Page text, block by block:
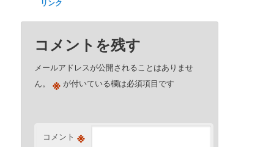
リンク
コメントを残す
メールアドレスが公開されることはありませ
ん。
※ が付いている欄は必須項目です
コメント ※